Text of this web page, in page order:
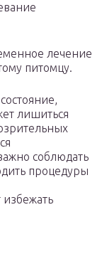
лечение
питомцу.
лишиться
соблюдать
процедуры